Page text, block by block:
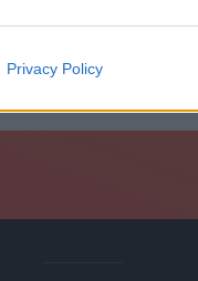
Privacy Policy